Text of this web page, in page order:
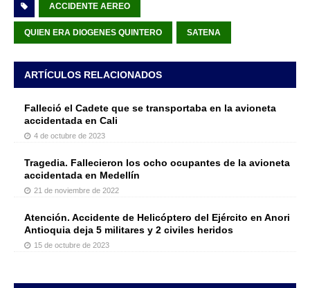
ACCIDENTE AEREO
QUIEN ERA DIOGENES QUINTERO SATENA
ARTÍCULOS RELACIONADOS
Falleció el Cadete que se transportaba en la avioneta
accidentada en Cali
4 de octubre de 2023
Tragedia. Fallecieron los ocho ocupantes de la avioneta
accidentada en Medellín
21 de noviembre de 2022
Atención. Accidente de Helicóptero del Ejército en Anori
Antioquia deja 5 militares y 2 civiles heridos
15 de octubre de 2023